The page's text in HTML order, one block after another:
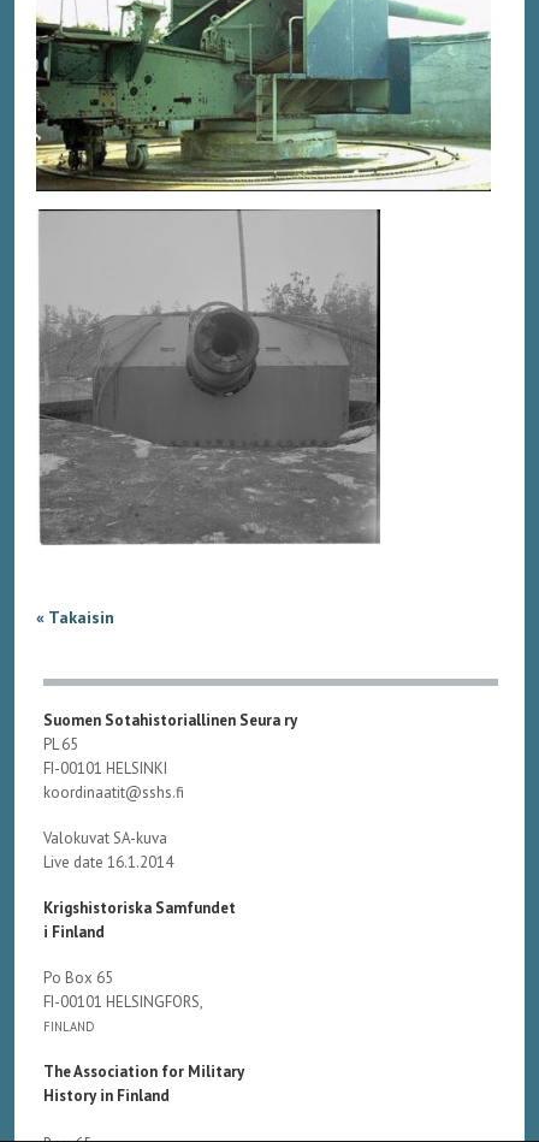
« Takaisin
Suomen Sotahistoriallinen Seura ry
PL 65
FI-00101 HELSINKI
koordinaatit@sshs.fi
Valokuvat SA-kuva
Live date 16.1.2014
Krigshistoriska Samfundet
i Finland
Po Box 65
FI-00101 HELSINGFORS,
FINLAND
The Association for Military
History in Finland